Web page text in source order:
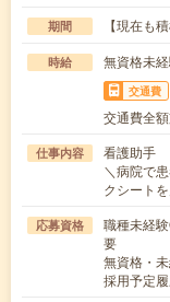
期間 【現在も
時給 無資格未
交通費
交通費全
仕事内容
看護助手
＼病院で
クシート
応募資格
職種未経
要
無資格・
採用予定